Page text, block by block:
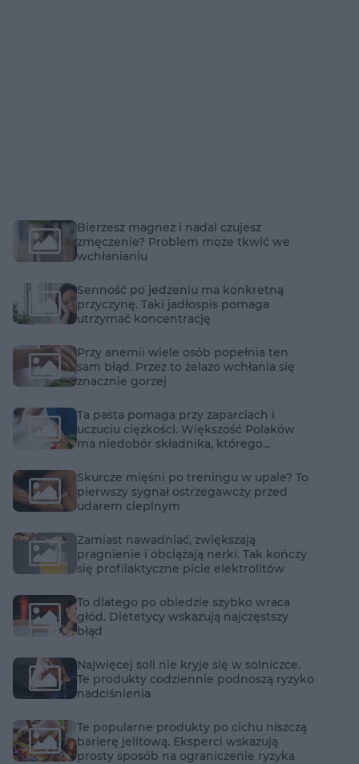
Bierzesz magnez i nadal czujesz
zmęczenie? Problem może tkwić we
wchłanianiu
Senność po jedzeniu ma konkretną
przyczynę. Taki jadłospis pomaga
utrzymać koncentrację
Przy anemii wiele osób popełnia ten
sam błąd. Przez to żelazo wchłania się
znacznie gorzej
Ta pasta pomaga przy zaparciach i
uczuciu ciężkości. Większość Polaków
ma niedobór składnika, którego
Skurcze mięśni po treningu w upale? To
pierwszy sygnał ostrzegawczy przed
udarem cieplnym
Zamiast nawadniać, zwiększają
pragnienie i obciążają nerki. Tak kończy
się profilaktyczne picie elektrolitów
To dlatego po obiedzie szybko wraca
głód. Dietetycy wskazują najczęstszy
błąd
Najwięcej soli nie kryje się w solniczce.
Te produkty codziennie podnoszą ryzyko
nadciśnienia
Te popularne produkty po cichu niszczą
barierę jelitową. Eksperci wskazują
prosty sposób na ograniczenie ryzyka